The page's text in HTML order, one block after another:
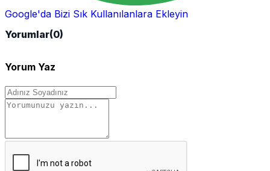
Google'da Bizi Sık Kullanılanlara Ekleyin
Yorumlar(0)
Yorum Yaz